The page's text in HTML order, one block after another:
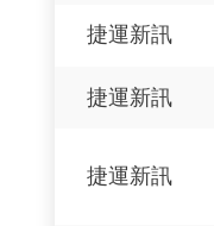
捷運新訊
捷運新訊
捷運新訊